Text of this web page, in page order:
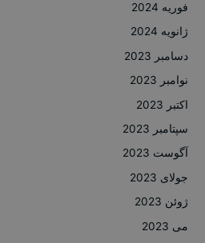
فوریه 2024
ژانویه 2024
دسامبر 2023
نوامبر 2023
اکتبر 2023
سپتامبر 2023
آگوست 2023
جولای 2023
ژوئن 2023
می 2023